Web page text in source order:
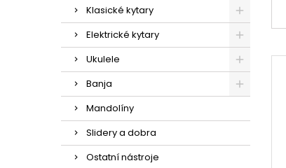
Klasické kytary
Elektrické kytary
Ukulele
Banja
Mandolíny
Slidery a dobra
Ostatní nástroje